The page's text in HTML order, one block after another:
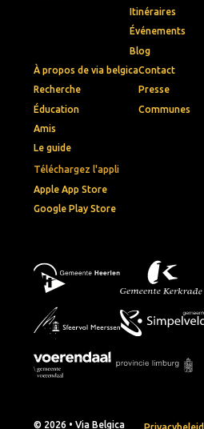
Téléchargez l'appli
Apple App Store
Google Play Store
Itinéraires
Événements
Blog
À propos de via belgica
Recherche
Éducation
Amis
Le guide
Contact
Presse
Communes
© 2026 • Via Belgica Privacybeleid